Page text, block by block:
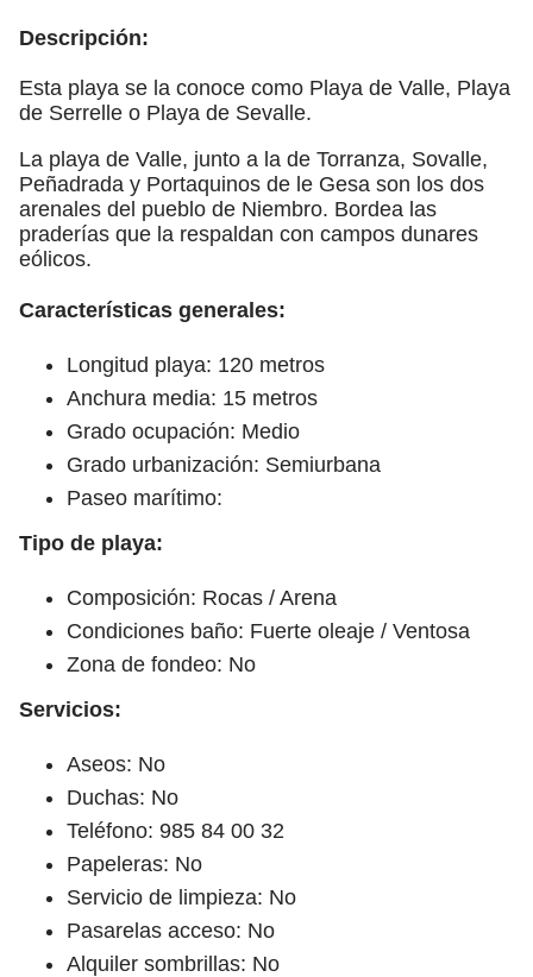
Descripción:
Esta playa se la conoce como Playa de Valle, Playa
de Serrelle o Playa de Sevalle.
La playa de Valle, junto a la de Torranza, Sovalle,
Peñadrada y Portaquinos de le Gesa son los dos
arenales del pueblo de Niembro. Bordea las
praderías que la respaldan con campos dunares
eólicos.
Características generales:
Longitud playa: 120 metros
Anchura media: 15 metros
Grado ocupación: Medio
Grado urbanización: Semiurbana
Paseo marítimo:
Tipo de playa:
Composición: Rocas / Arena
Condiciones baño: Fuerte oleaje / Ventosa
Zona de fondeo: No
Servicios:
Aseos: No
Duchas: No
Teléfono: 985 84 00 32
Papeleras: No
Servicio de limpieza: No
Pasarelas acceso: No
Alquiler sombrillas: No